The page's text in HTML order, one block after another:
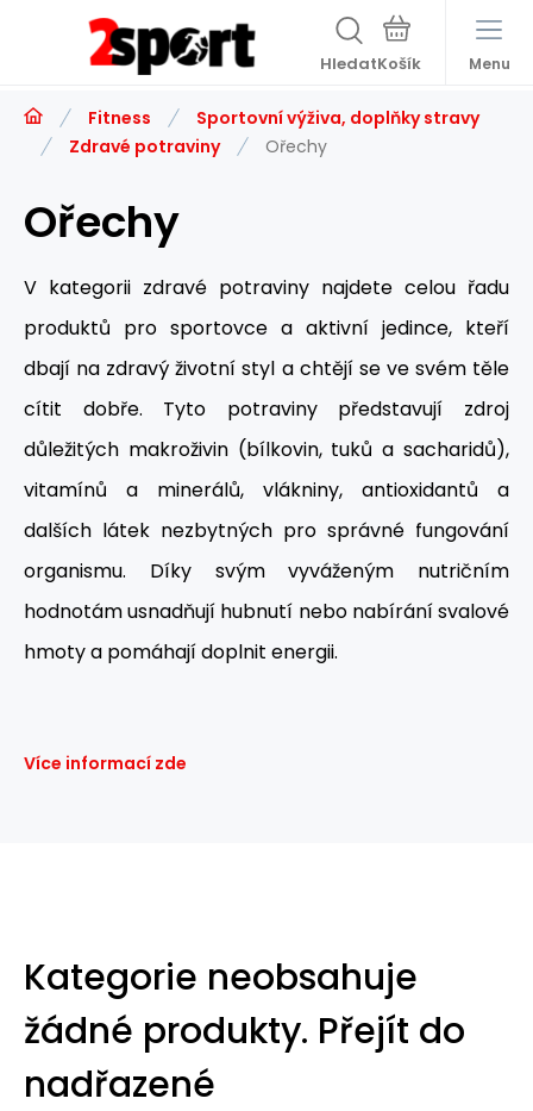
Hledat Menu
Fitness
Sportovní výživa, doplňky stravy
Zdravé potraviny
Ořechy
Ořechy
V kategorii zdravé potraviny najdete celou řadu
produktů pro sportovce a aktivní jedince, kteří
dbají na zdravý životní styl a chtějí se ve svém těle
cítit dobře. Tyto potraviny představují zdroj
důležitých makroživin (bílkovin, tuků a sacharidů),
vitamínů a minerálů, vlákniny, antioxidantů a
dalších látek nezbytných pro správné fungování
organismu. Díky svým vyváženým nutričním
hodnotám usnadňují hubnutí nebo nabírání svalové
hmoty a pomáhají doplnit energii.
Více informací zde
Kategorie neobsahuje
žádné produkty. Přejít do
nadřazené